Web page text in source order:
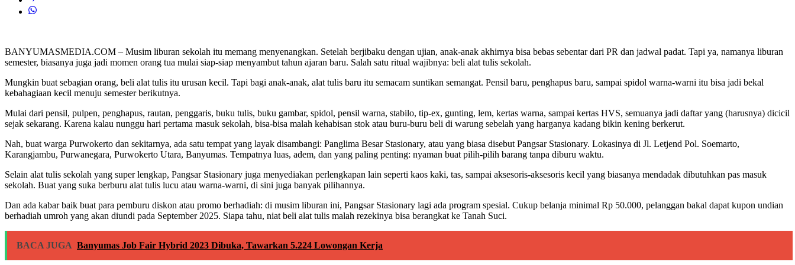
BANYUMASMEDIA.COM – Musim liburan sekolah itu memang menyenangkan. Setelah berjibaku dengan ujian, anak-anak akhirnya bisa bebas sebentar dari PR dan jadwal padat. Tapi ya, namanya liburan
semester, biasanya juga jadi momen orang tua mulai siap-siap menyambut tahun ajaran baru. Salah satu ritual wajibnya: beli alat tulis sekolah.
Mungkin buat sebagian orang, beli alat tulis itu urusan kecil. Tapi bagi anak-anak, alat tulis baru itu semacam suntikan semangat. Pensil baru, penghapus baru, sampai spidol warna-warni itu bisa jadi bekal
kebahagiaan kecil menuju semester berikutnya.
Mulai dari pensil, pulpen, penghapus, rautan, penggaris, buku tulis, buku gambar, spidol, pensil warna, stabilo, tip-ex, gunting, lem, kertas warna, sampai kertas HVS, semuanya jadi daftar yang (harusnya) dicicil
sejak sekarang. Karena kalau nunggu hari pertama masuk sekolah, bisa-bisa malah kehabisan stok atau buru-buru beli di warung sebelah yang harganya kadang bikin kening berkerut.
Nah, buat warga Purwokerto dan sekitarnya, ada satu tempat yang layak disambangi: Panglima Besar Stasionary, atau yang biasa disebut Pangsar Stasionary. Lokasinya di Jl. Letjend Pol. Soemarto,
Karangjambu, Purwanegara, Purwokerto Utara, Banyumas. Tempatnya luas, adem, dan yang paling penting: nyaman buat pilih-pilih barang tanpa diburu waktu.
Selain alat tulis sekolah yang super lengkap, Pangsar Stasionary juga menyediakan perlengkapan lain seperti kaos kaki, tas, sampai aksesoris-aksesoris kecil yang biasanya mendadak dibutuhkan pas masuk
sekolah. Buat yang suka berburu alat tulis lucu atau warna-warni, di sini juga banyak pilihannya.
Dan ada kabar baik buat para pemburu diskon atau promo berhadiah: di musim liburan ini, Pangsar Stasionary lagi ada program spesial. Cukup belanja minimal Rp 50.000, pelanggan bakal dapat kupon undian
berhadiah umroh yang akan diundi pada September 2025. Siapa tahu, niat beli alat tulis malah rezekinya bisa berangkat ke Tanah Suci.
BACA JUGA Banyumas Job Fair Hybrid 2023 Dibuka, Tawarkan 5.224 Lowongan Kerja